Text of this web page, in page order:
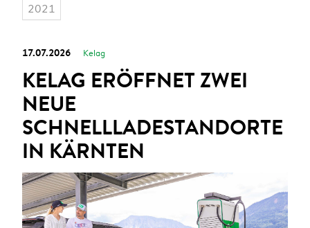
Downloads
Kontakt
ANMELDEN
Sie wollen unsere aktuellen Presseaussendungen
automatisch per E-Mail erhalten?
Zum Presseverteiler
2021
17.07.2026 Kelag
KELAG ERÖFFNET ZWEI
NEUE
SCHNELLLADESTANDORTE
IN KÄRNTEN